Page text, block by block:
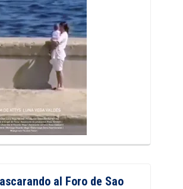
al Foro de Sao